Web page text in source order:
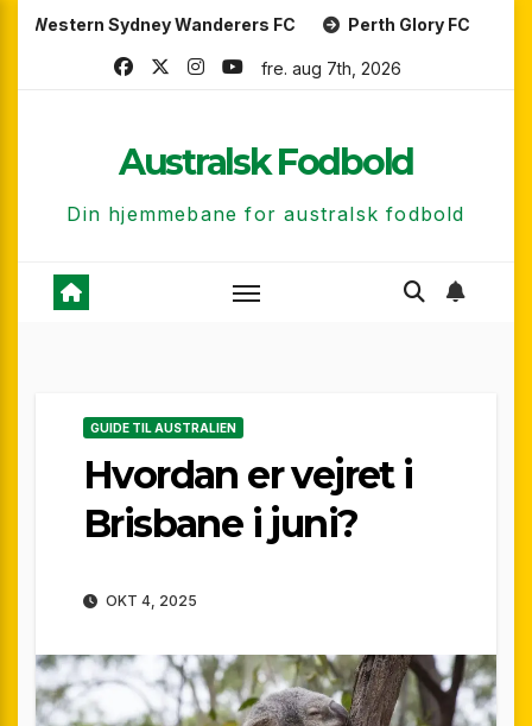
Skip
Sydney Wanderers FC Perth Glory FC Central
fre. aug 7th, 2026
Australsk Fodbold
Din hjemmebane for australsk fodbold
GUIDE TIL AUSTRALIEN
Hvordan er vejret i
Brisbane i juni?
OKT 4, 2025